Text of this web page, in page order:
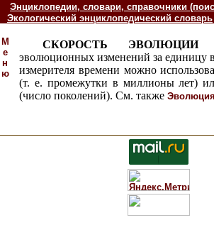
Энциклопедии, словари, справочники
Экологический энциклопедический словарь
М
е
н
ю
СКОРОСТЬ
эволюционных изменений за единицу
измерителя времени можно
(т. е. промежутки в миллионы лет)
(число поколений). См. также